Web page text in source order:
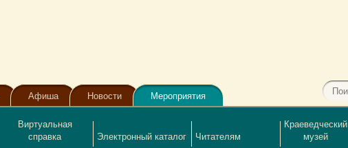
Афиша Новости Мероприятия
Виртуальная
справка
Электронный каталог Читателям
Краеведческий
музей